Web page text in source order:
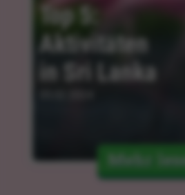
Top 5:
Aktivitäten
in Sri Lanka
Mehr